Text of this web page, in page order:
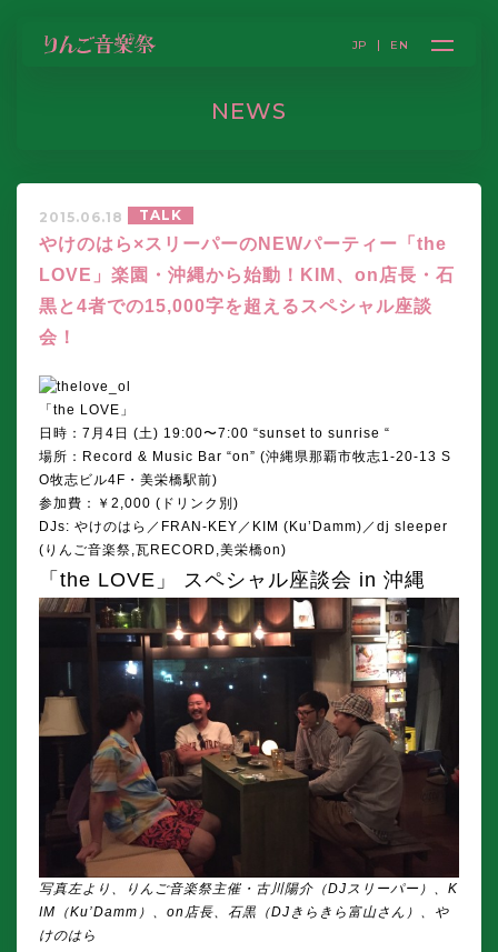
JP EN
NEWS
2015.06.18 TALK
やけのはら×スリーパーのNEWパーティー「the
LOVE」楽園・沖縄から始動！KIM、on店長・石
黒と4者での15,000字を超えるスペシャル座談
会！
「the LOVE」
日時：7月4日 (土) 19:00〜7:00 “sunset to sunrise “
場所：Record & Music Bar “on” (沖縄県那覇市牧志1-20-13 S
O牧志ビル4F・美栄橋駅前)
参加費：￥2,000 (ドリンク別)
DJs: やけのはら／FRAN-KEY／KIM (Ku’Damm)／dj sleeper
(りんご音楽祭,瓦RECORD,美栄橋on)
「the LOVE」 スペシャル座談会 in 沖縄
写真左より、りんご音楽祭主催・古川陽介（DJスリーパー）、K
IM（Ku’Damm）、on店長、石黒（DJきらきら富山さん）、や
けのはら